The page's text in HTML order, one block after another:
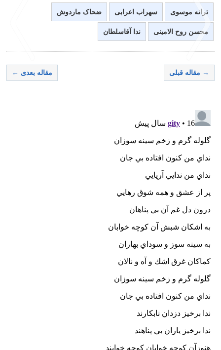
ترانه موسوی سهراب اعرابی ضحاک ماردوش
محسن روح الامینی ندا آقاسلطان
→ مقاله قبلی
مقاله بعدی ←
<
>